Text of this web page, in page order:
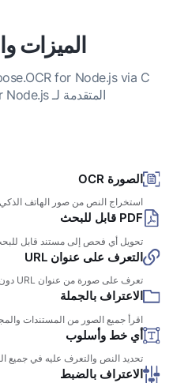
الميزات
المتقدمة لـ Aspose.ocr for Node.js.
الصورة OCR
استخراج النص من صور الهاتف
PDF قابل للبحث
تحويل أي فحص إلى مستند قابل
التعرف على عنوان URL
تعرف على صورة من عنوان URL دون تنزيلها محليًا.
الاعتراف بالجملة
اقرأ جميع الصور من المستندات
أي خط وأسلوب
تحديد النص والتعرف عليه في جميع
الاعتراف بالضبط